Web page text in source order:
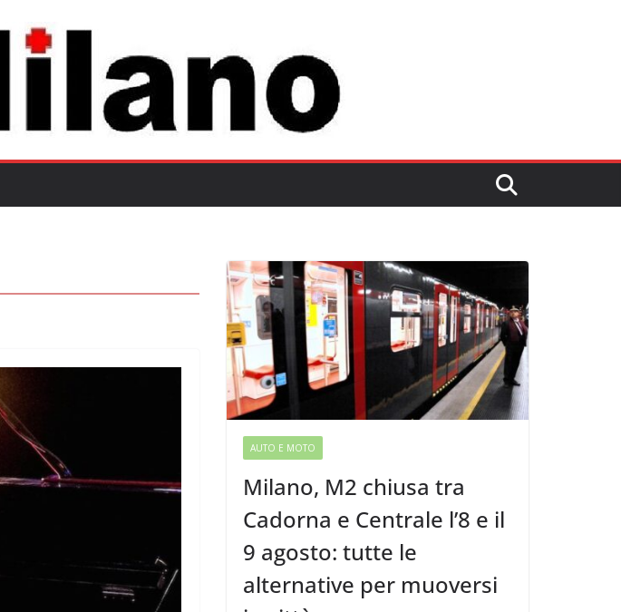
AUTO E MOTO
Milano, M2 chiusa tra
Cadorna e Centrale l’8 e il
9 agosto: tutte le
alternative per muoversi